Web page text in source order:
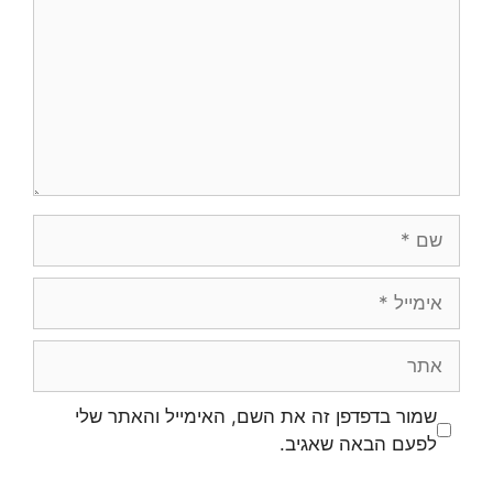
שמור בדפדפן זה את השם, האימייל והאתר שלי
לפעם הבאה שאגיב.